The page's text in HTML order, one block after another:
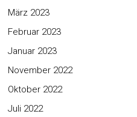
März 2023
Februar 2023
Januar 2023
November 2022
Oktober 2022
Juli 2022